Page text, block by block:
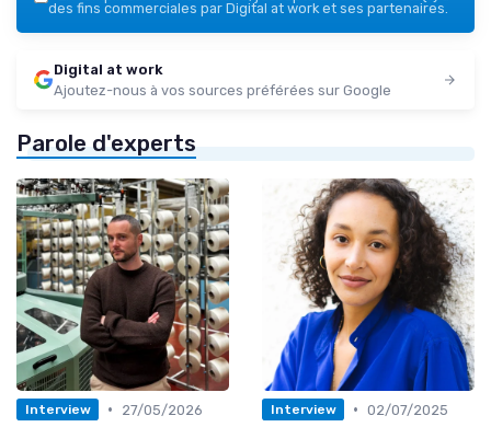
des fins commerciales par Digital at work et ses partenaires.
Digital at work
Ajoutez-nous à vos sources préférées sur Google
Parole d'experts
Interview •
27/05/2026
Interview • 02/07/2025